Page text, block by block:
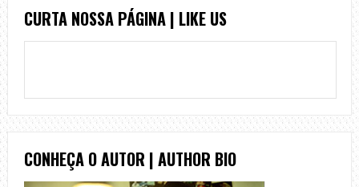
CURTA NOSSA PÁGINA | LIKE US
CONHEÇA O AUTOR | AUTHOR BIO